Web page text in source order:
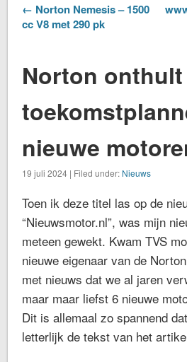
← Norton Nemesis – 1500
cc V8 met 290 pk
Norton onthult
nieuwe
19 juli 2024 | Filed under: Nieuws
Toen ik deze titel las op de
“Nieuwsmotor.nl”, was mijn
meteen gewekt. Kwam TVS
nieuwe eigenaar van de
met nieuws dat we al jaren
maar maar liefst 6 nieuwe
Dit is allemaal zo spannend
letterlijk de tekst van het